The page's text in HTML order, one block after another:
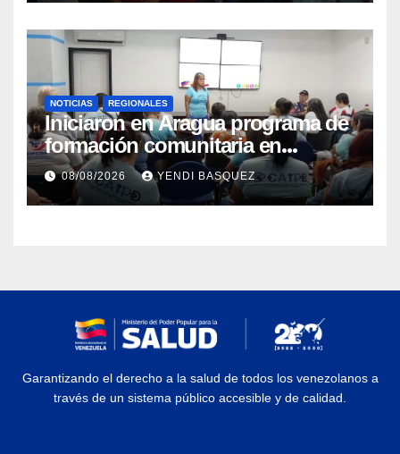
NOTICIAS REGIONALES
Iniciaron en Aragua programa de
formación comunitaria en
atención a personas con
discapacidad
08/08/2026 YENDI BASQUEZ
Garantizando el derecho a la salud de todos los venezolanos a
través de un sistema público accesible y de calidad.